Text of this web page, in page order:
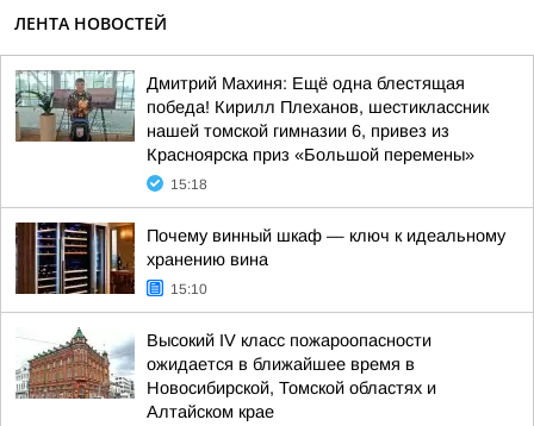
ЛЕНТА НОВОСТЕЙ
Дмитрий Махиня: Ещё одна блестящая
победа! Кирилл Плеханов, шестиклассник
нашей томской гимназии 6, привез из
Красноярска приз «Большой перемены»
15:18
Почему винный шкаф — ключ к идеальному
хранению вина
15:10
Высокий IV класс пожароопасности
ожидается в ближайшее время в
Новосибирской, Томской областях и
Алтайском крае